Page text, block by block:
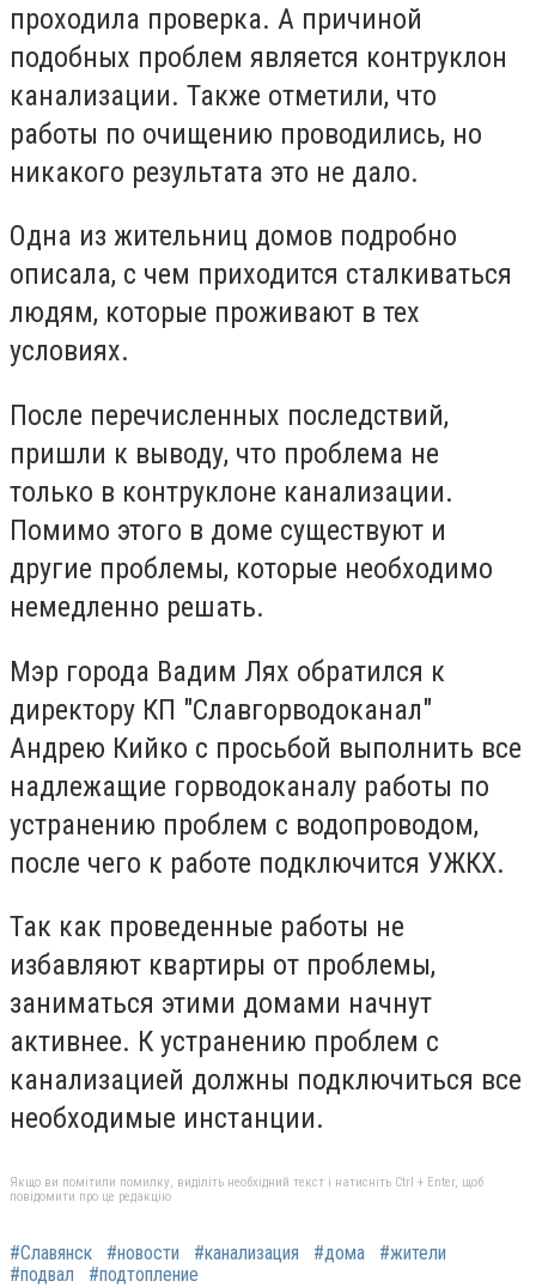
проходила проверка. А причиной
подобных проблем является контруклон
канализации. Также отметили, что
работы по очищению проводились, но
никакого результата это не дало.
Одна из жительниц домов подробно
описала, с чем приходится сталкиваться
людям, которые проживают в тех
условиях.
После перечисленных последствий,
пришли к выводу, что проблема не
только в контруклоне канализации.
Помимо этого в доме существуют и
другие проблемы, которые необходимо
немедленно решать.
Мэр города Вадим Лях обратился к
директору КП "Славгорводоканал"
Андрею Кийко с просьбой выполнить все
надлежащие горводоканалу работы по
устранению проблем с водопроводом,
после чего к работе подключится УЖКХ.
Так как проведенные работы не
избавляют квартиры от проблемы,
заниматься этими домами начнут
активнее. К устранению проблем с
канализацией должны подключиться все
необходимые инстанции.
Якщо ви помітили помилку, виділіть необхідний текст і натисніть Ctrl + Enter, щоб
повідомити про це редакцію
#Славянск #новости #канализация #дома
#жители
#подвал
#подтопление